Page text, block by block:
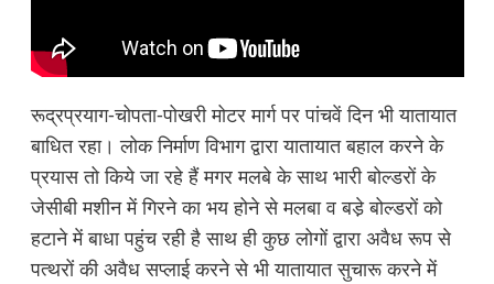
रूद्रप्रयाग-चोपता-पोखरी मोटर मार्ग पर पांचवें दिन भी यातायात
बाधित रहा। लोक निर्माण विभाग द्वारा यातायात बहाल करने के
प्रयास तो किये जा रहे हैं मगर मलबे के साथ भारी बोल्डरों के
जेसीबी मशीन में गिरने का भय होने से मलबा व बडे़ बोल्डरों को
हटाने में बाधा पहुंच रही है साथ ही कुछ लोगों द्वारा अवैध रूप से
पत्थरों की अवैध सप्लाई करने से भी यातायात सुचारू करने में